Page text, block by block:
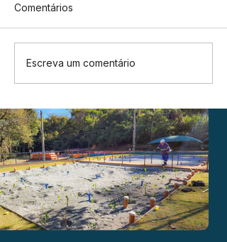
Comentários
Escreva um comentário